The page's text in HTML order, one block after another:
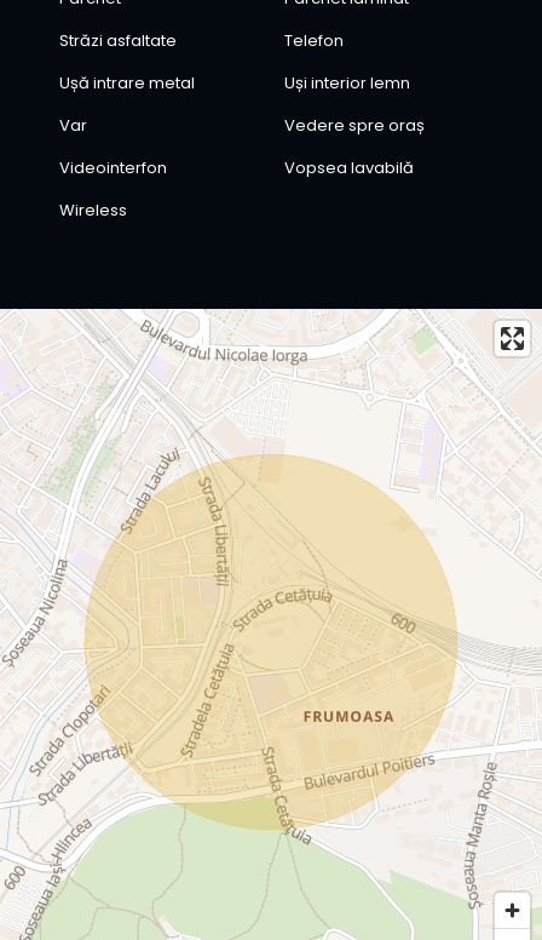
Străzi asfaltate
Telefon
Ușă intrare metal
Uși interior lemn
Var
Vedere spre oraș
Videointerfon
Vopsea lavabilă
Wireless